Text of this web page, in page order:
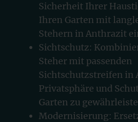
Sicherheit Ihrer
Ihren Garten mit
Stehern in Anthrazit
Sichtschutz:
Steher mit passenden
Sichtschutzstreifen in
Privatsphäre und
Garten zu
Modernisierung: